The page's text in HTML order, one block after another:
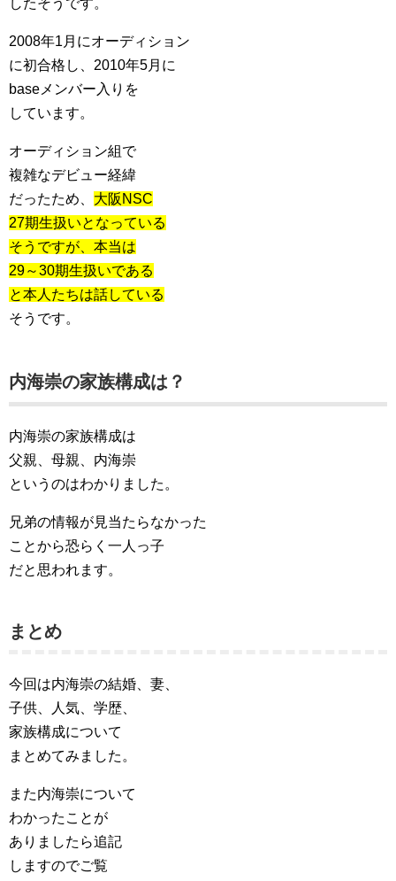
したそうです。
2008年1月にオーディション
に初合格し、2010年5月に
baseメンバー入りを
しています。
オーディション組で
複雑なデビュー経緯
だったため、 大阪NSC
27期生扱いとなっている
そうですが、本当は
29～30期生扱いである
と本人たちは話している
そうです。
内海崇の家族構成は？
内海崇の家族構成は
父親、母親、内海崇
というのはわかりました。
兄弟の情報が見当たらなかった
ことから恐らく一人っ子
だと思われます。
まとめ
今回は内海崇の結婚、妻、
子供、人気、学歴、
家族構成について
まとめてみました。
また内海崇について
わかったことが
ありましたら追記
しますのでご覧